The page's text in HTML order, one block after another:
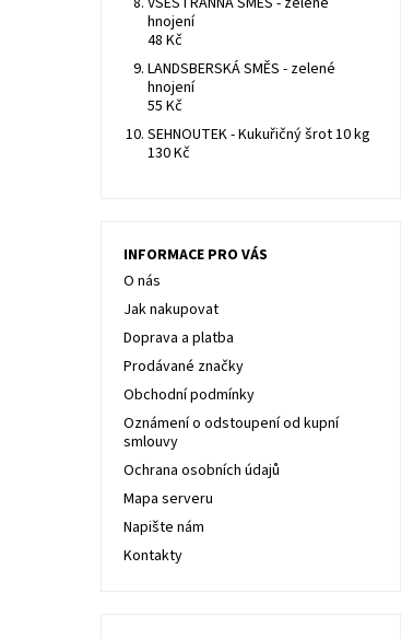
hnojení
48 Kč
LANDSBERSKÁ SMĚS - zelené
hnojení
55 Kč
SEHNOUTEK - Kukuřičný šrot 10 kg
130 Kč
INFORMACE PRO VÁS
O nás
Jak nakupovat
Doprava a platba
Prodávané značky
Obchodní podmínky
Oznámení o odstoupení od kupní
smlouvy
Ochrana osobních údajů
Mapa serveru
Napište nám
Kontakty